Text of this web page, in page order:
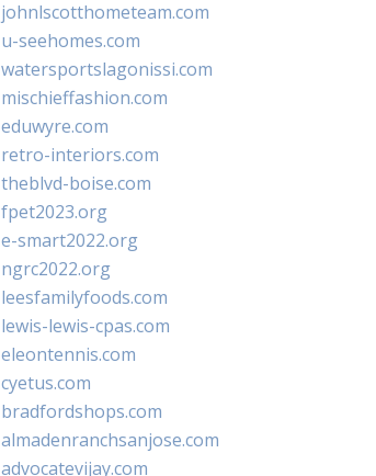
johnlscotthometeam.com
u-seehomes.com
watersportslagonissi.com
mischieffashion.com
eduwyre.com
retro-interiors.com
theblvd-boise.com
fpet2023.org
e-smart2022.org
ngrc2022.org
leesfamilyfoods.com
lewis-lewis-cpas.com
eleontennis.com
cyetus.com
bradfordshops.com
almadenranchsanjose.com
advocatevijay.com